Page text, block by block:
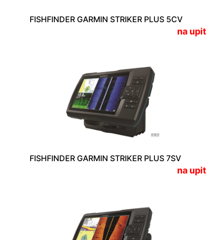
FISHFINDER GARMIN STRIKER PLUS 5CV
na upit
FISHFINDER GARMIN STRIKER PLUS 7SV
na upit